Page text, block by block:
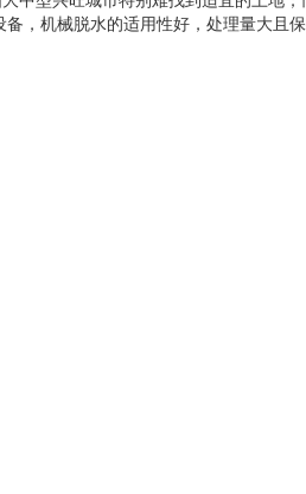
，机械脱水的适用性好，处理量大且